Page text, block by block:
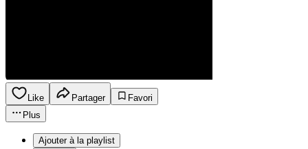
Like Partager
Favori
Plus
Ajouter à la playlist